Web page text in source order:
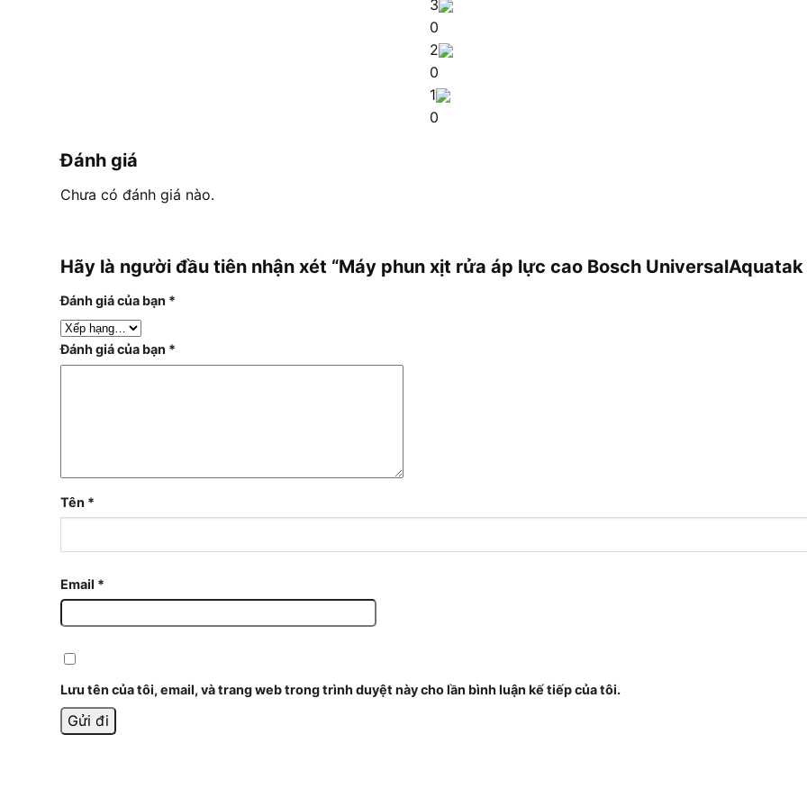
3
0
2
0
1
0
Đánh giá
Chưa có đánh giá nào.
Hãy là người đầu tiên nhận xét “Máy phun xịt rửa áp lực cao Bosch UniversalAquatak
Đánh giá của bạn *
Đánh giá của bạn *
Tên *
Email *
Lưu tên của tôi, email, và trang web trong trình duyệt này cho lần bình luận kế tiếp của tôi.